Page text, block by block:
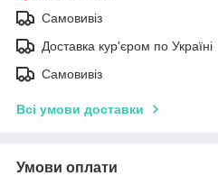
Самовивіз
Доставка кур'єром по Україні
Самовивіз
Всі умови доставки
Умови оплати